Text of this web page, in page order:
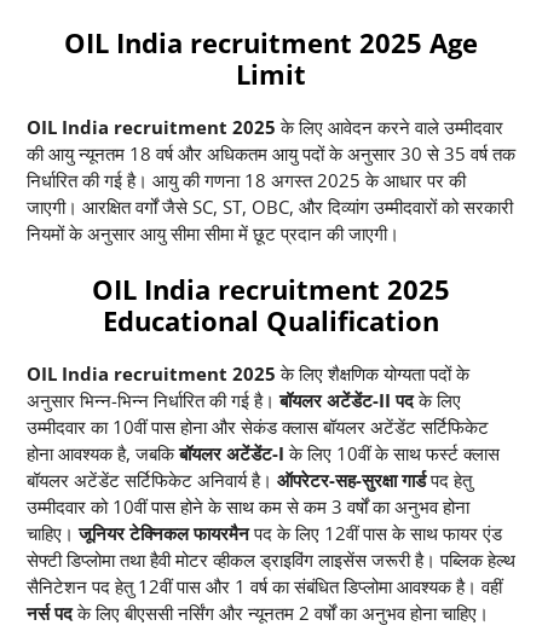
OIL India recruitment 2025 Age
Limit
OIL India recruitment 2025 के लिए आवेदन करने वाले उम्मीदवार
की आयु न्यूनतम 18 वर्ष और अधिकतम आयु पदों के अनुसार 30 से 35 वर्ष तक
निर्धारित की गई है। आयु की गणना 18 अगस्त 2025 के आधार पर की
जाएगी। आरक्षित वर्गों जैसे SC, ST, OBC, और दिव्यांग उम्मीदवारों को सरकारी
नियमों के अनुसार आयु सीमा सीमा में छूट प्रदान की जाएगी।
OIL India recruitment 2025
Educational Qualification
OIL India recruitment 2025 के लिए शैक्षणिक योग्यता पदों के
अनुसार भिन्न-भिन्न निर्धारित की गई है।बॉयलर अटेंडेंट-II पदके लिए
उम्मीदवार का 10वीं पास होना और सेकंड क्लास बॉयलर अटेंडेंट सर्टिफिकेट
होना आवश्यक है, जबकिबॉयलर अटेंडेंट-Iके लिए 10वीं के साथ फर्स्ट क्लास
बॉयलर अटेंडेंट सर्टिफिकेट अनिवार्य है। ऑपरेटर-सह-सुरक्षा गार्डपद हेतु
उम्मीदवार को 10वीं पास होने के साथ कम से कम 3 वर्षों का अनुभव होना
चाहिए।जूनियर टेक्निकल फायरमैनपद के लिए 12वीं पास के साथ फायर एंड
सेफ्टी डिप्लोमा तथा हैवी मोटर व्हीकल ड्राइविंग लाइसेंस जरूरी है। पब्लिक हेल्थ
सैनिटेशन पद हेतु 12वीं पास और 1 वर्ष का संबंधित डिप्लोमा आवश्यक है। वहीं
नर्स पदके लिए बीएससी नर्सिंग और न्यूनतम 2 वर्षों का अनुभव होना चाहिए।